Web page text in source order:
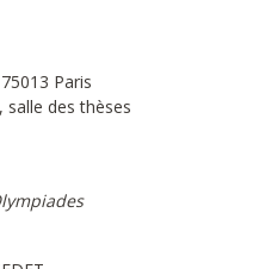
Paris
des thèses